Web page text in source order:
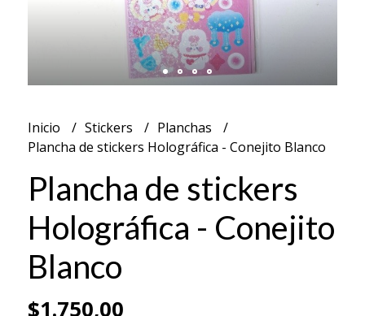
Inicio Stickers
Planchas
Plancha de stickers Holográfica - Conejito Blanco
Plancha de stickers
Holográfica - Conejito
Blanco
$1.750,00